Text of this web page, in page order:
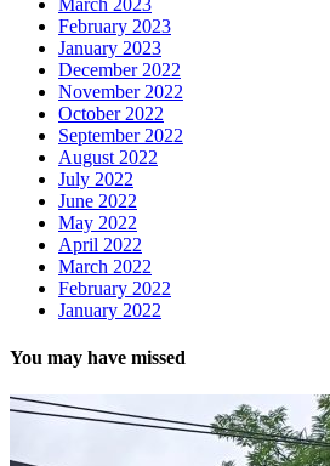
February 2023
January 2023
December 2022
November 2022
October 2022
September 2022
August 2022
July 2022
June 2022
May 2022
April 2022
March 2022
February 2022
January 2022
You may have missed